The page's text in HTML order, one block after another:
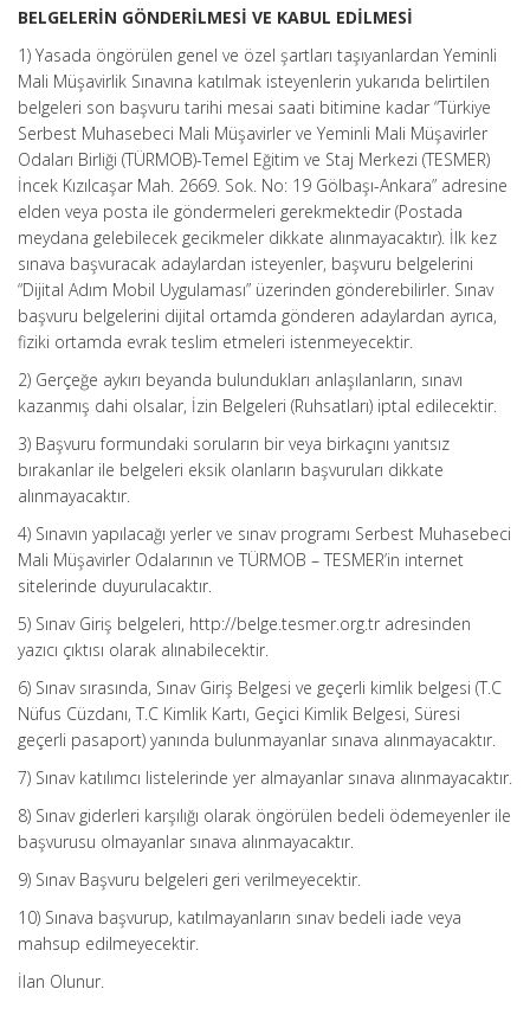
BELGELERİN GÖNDERİLMESİ VE KABUL EDİLMESİ
1) Yasada öngörülen genel ve özel şartları taşıyanlardan Yeminli
Mali Müşavirlik Sınavına katılmak isteyenlerin yukarıda belirtilen
belgeleri son başvuru tarihi mesai saati bitimine kadar “Türkiye
Serbest Muhasebeci Mali Müşavirler ve Yeminli Mali Müşavirler
Odaları Birliği (TÜRMOB)-Temel Eğitim ve Staj Merkezi (TESMER)
İncek Kızılcaşar Mah. 2669. Sok. No: 19 Gölbaşı-Ankara” adresine
elden veya posta ile göndermeleri gerekmektedir (Postada
meydana gelebilecek gecikmeler dikkate alınmayacaktır). İlk kez
sınava başvuracak adaylardan isteyenler, başvuru belgelerini
“Dijital Adım Mobil Uygulaması” üzerinden gönderebilirler. Sınav
başvuru belgelerini dijital ortamda gönderen adaylardan ayrıca,
fiziki ortamda evrak teslim etmeleri istenmeyecektir.
2) Gerçeğe aykırı beyanda bulundukları anlaşılanların, sınavı
kazanmış dahi olsalar, İzin Belgeleri (Ruhsatları) iptal edilecektir.
3) Başvuru formundaki soruların bir veya birkaçını yanıtsız
bırakanlar ile belgeleri eksik olanların başvuruları dikkate
alınmayacaktır.
4) Sınavın yapılacağı yerler ve sınav programı Serbest Muhasebeci
Mali Müşavirler Odalarının ve TÜRMOB – TESMER’in internet
sitelerinde duyurulacaktır.
5) Sınav Giriş belgeleri, http://belge.tesmer.org.tr adresinden
yazıcı çıktısı olarak alınabilecektir.
6) Sınav sırasında, Sınav Giriş Belgesi ve geçerli kimlik belgesi (T.C
Nüfus Cüzdanı, T.C Kimlik Kartı, Geçici Kimlik Belgesi, Süresi
geçerli pasaport) yanında bulunmayanlar sınava alınmayacaktır.
7) Sınav katılımcı listelerinde yer almayanlar sınava alınmayacaktır.
8) Sınav giderleri karşılığı olarak öngörülen bedeli ödemeyenler ile
başvurusu olmayanlar sınava alınmayacaktır.
9) Sınav Başvuru belgeleri geri verilmeyecektir.
10) Sınava başvurup, katılmayanların sınav bedeli iade veya
mahsup edilmeyecektir.
İlan Olunur.